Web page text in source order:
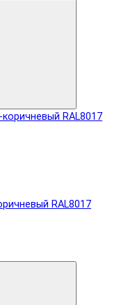
RAL8017